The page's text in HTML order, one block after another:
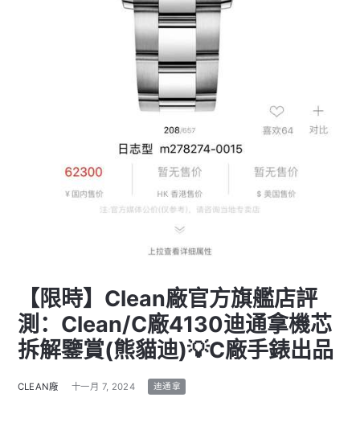
【限時】Clean廠官方旗艦店評
測：Clean/C廠4130迪通拿機芯
拆解鑒賞(熊貓迪)💡C廠手錶出品
CLEAN廠 十一月 7, 2024 迪通拿